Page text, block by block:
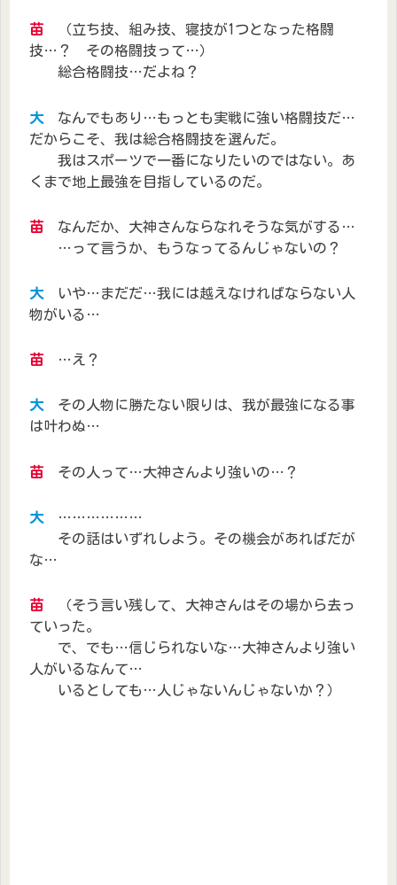
苗 （立ち技、組み技、寝技が1つとなった格闘
技…？ その格闘技って…）
総合格闘技…だよね？
大なんでもあり…もっとも実戦に強い格闘技だ…
だからこそ、我は総合格闘技を選んだ。
我はスポーツで一番になりたいのではない。あ
くまで地上最強を目指しているのだ。
苗 なんだか、大神さんならなれそうな気がする…
…って言うか、もうなってるんじゃないの？
大いや…まだだ…我には越えなければならない人
物がいる…
苗 …え？
大その人物に勝たない限りは、我が最強になる事
は叶わぬ…
苗 その人って…大神さんより強いの…？
大………………
その話はいずれしよう。その機会があればだが
な…
苗 （そう言い残して、大神さんはその場から去っ
ていった。
で、でも…信じられないな…大神さんより強い
人がいるなんて…
いるとしても…人じゃないんじゃないか？）